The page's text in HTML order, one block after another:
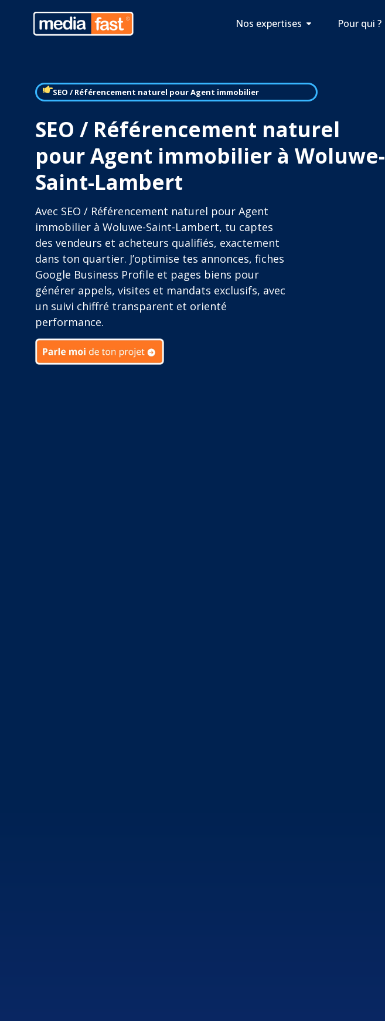
Nos expertises Pour qui ?
SEO / Référencement naturel pour Agent immobilier
SEO / Référencement naturel
pour Agent immobilier à Woluwe-
Saint-Lambert
Avec SEO / Référencement naturel pour Agent
immobilier à Woluwe-Saint-Lambert, tu captes
des vendeurs et acheteurs qualifiés, exactement
dans ton quartier. J’optimise tes annonces, fiches
Google Business Profile et pages biens pour
générer appels, visites et mandats exclusifs, avec
un suivi chiffré transparent et orienté
performance.